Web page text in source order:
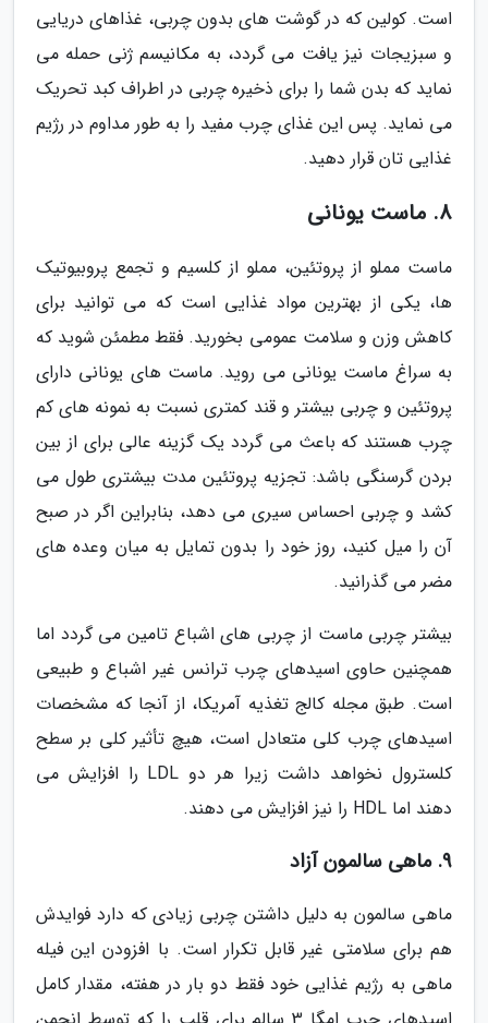
است. کولین که در گوشت های بدون چربی، غذاهای دریایی
و سبزیجات نیز یافت می گردد، به مکانیسم ژنی حمله می
نماید که بدن شما را برای ذخیره چربی در اطراف کبد تحریک
می نماید. پس این غذای چرب مفید را به طور مداوم در رژیم
غذایی تان قرار دهید.
8. ماست یونانی
ماست مملو از پروتئین، مملو از کلسیم و تجمع پروبیوتیک
ها، یکی از بهترین مواد غذایی است که می توانید برای
کاهش وزن و سلامت عمومی بخورید. فقط مطمئن شوید که
به سراغ ماست یونانی می روید. ماست های یونانی دارای
پروتئین و چربی بیشتر و قند کمتری نسبت به نمونه های کم
چرب هستند که باعث می گردد یک گزینه عالی برای از بین
بردن گرسنگی باشد: تجزیه پروتئین مدت بیشتری طول می
کشد و چربی احساس سیری می دهد، بنابراین اگر در صبح
آن را میل کنید، روز خود را بدون تمایل به میان وعده های
مضر می گذرانید.
بیشتر چربی ماست از چربی های اشباع تامین می گردد اما
همچنین حاوی اسیدهای چرب ترانس غیر اشباع و طبیعی
است. طبق مجله کالج تغذیه آمریکا، از آنجا که مشخصات
اسیدهای چرب کلی متعادل است، هیچ تأثیر کلی بر سطح
کلسترول نخواهد داشت زیرا هر دو LDL را افزایش می
دهند اما HDL را نیز افزایش می دهند.
9. ماهی سالمون آزاد
ماهی سالمون به دلیل داشتن چربی زیادی که دارد فوایدش
هم برای سلامتی غیر قابل تکرار است. با افزودن این فیله
ماهی به رژیم غذایی خود فقط دو بار در هفته، مقدار کامل